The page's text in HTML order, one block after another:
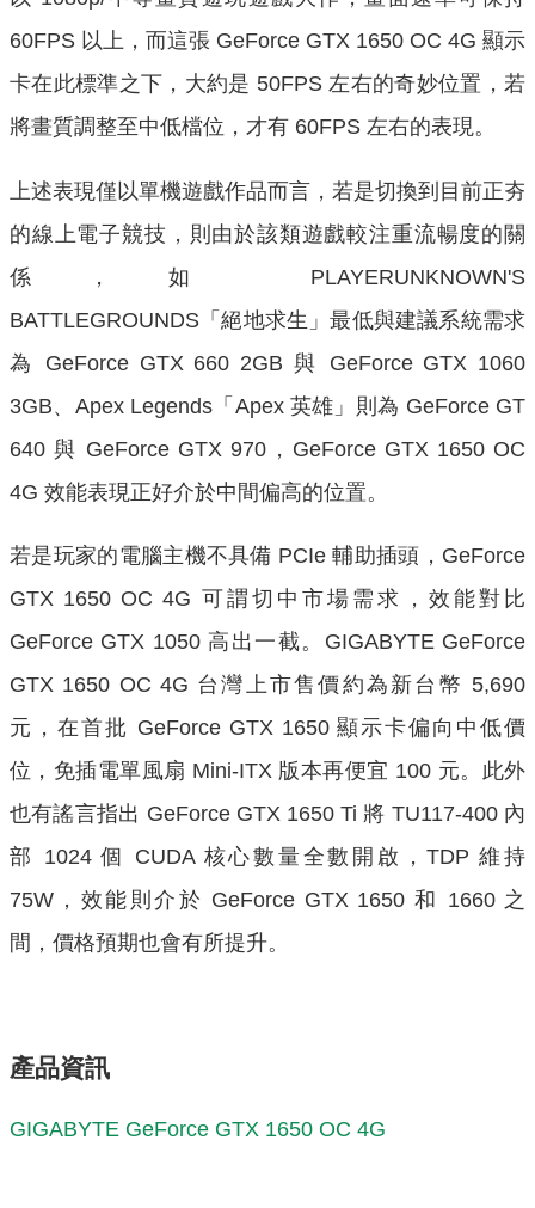
60FPS 以上，而這張 GeForce GTX 1650 OC 4G 顯示
卡在此標準之下，大約是 50FPS 左右的奇妙位置，若
將畫質調整至中低檔位，才有 60FPS 左右的表現。
上述表現僅以單機遊戲作品而言，若是切換到目前正夯
的線上電子競技，則由於該類遊戲較注重流暢度的關
係，如 PLAYERUNKNOWN'S
BATTLEGROUNDS「絕地求生」最低與建議系統需求
為 GeForce GTX 660 2GB 與 GeForce GTX 1060
3GB、Apex Legends「Apex 英雄」則為 GeForce GT
640 與 GeForce GTX 970，GeForce GTX 1650 OC
4G 效能表現正好介於中間偏高的位置。
若是玩家的電腦主機不具備 PCIe 輔助插頭，GeForce
GTX 1650 OC 4G 可謂切中市場需求，效能對比
GeForce GTX 1050 高出一截。GIGABYTE GeForce
GTX 1650 OC 4G 台灣上市售價約為新台幣 5,690
元，在首批 GeForce GTX 1650 顯示卡偏向中低價
位，免插電單風扇 Mini-ITX 版本再便宜 100 元。此外
也有謠言指出 GeForce GTX 1650 Ti 將 TU117-400 內
部 1024 個 CUDA 核心數量全數開啟，TDP 維持
75W，效能則介於 GeForce GTX 1650 和 1660 之
間，價格預期也會有所提升。
產品資訊
GIGABYTE GeForce GTX 1650 OC 4G